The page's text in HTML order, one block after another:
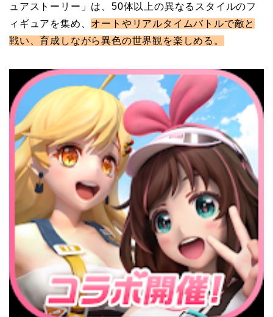
ュアストーリー」は、50体以上の異なるスタイルのフ
ィギュアを集め、 オートやリアルタイムバトルで敵と
戦い、育成しながら異色の世界観を楽しめる。